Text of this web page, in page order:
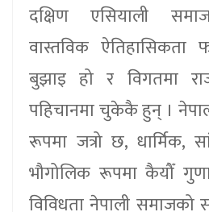
दक्षिण एसियाली
वास्तविक ऐतिहासिकता
बुझाइ हो र विगतमा
पहिचानमा चुकेकै हुन् । नेपाल
रूपमा जत्रो छ, धार्मिक,
भौगोलिक रूपमा कैयौँ
विविधता नेपाली समाजको